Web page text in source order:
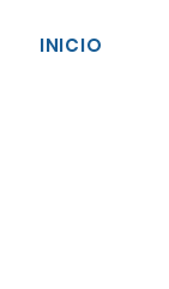
INICIO